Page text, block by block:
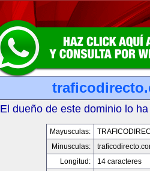
El dueño de este dominio lo
Mayusculas:
Minusculas:
Longitud:
14 caracteres